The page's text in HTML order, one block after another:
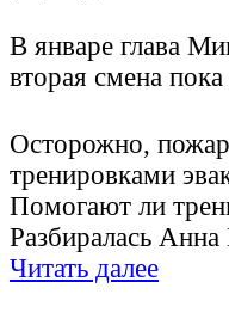
В январе глава
вторая смена
Осторожно,
тренировками
Помогают ли
Разбиралась
Читать далее